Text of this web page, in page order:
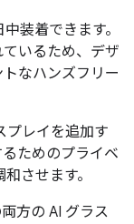
装着できます。
いるため、デザ
なハンズフリー
プレイを追加す
ためのプライベ
させます。
方の AI グラス